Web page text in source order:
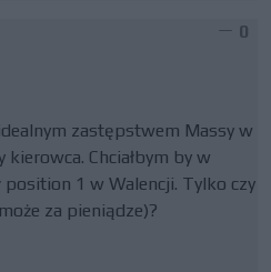
0
zastępstwem Massy w
Chciałbym by w
1 w Walencji. Tylko czy
za pieniądze)?